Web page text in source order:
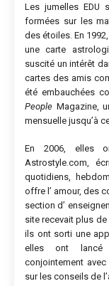
Les jumelles EDU
formées sur les
des étoiles. En
une carte
suscité un intérêt
cartes des amis
été embauchées
People Magazine,
mensuelle jusqu’à
En 2006, elles
Astrostyle.com,
quotidiens,
offre l’ amour, des
section d’
site recevait plus
ils ont sorti une
elles ont lancé
conjointement
sur les conseils de